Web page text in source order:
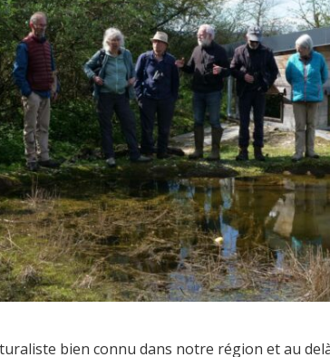
bien connu dans notre région et au